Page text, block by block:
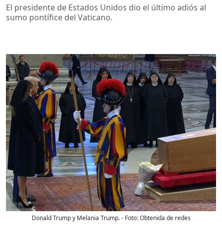
El presidente de Estados Unidos dio el último adiós al
sumo pontífice del Vaticano.
Donald Trump y Melania Trump.- Foto:Obtenida de redes